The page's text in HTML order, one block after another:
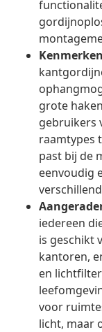
grote
gebruikers
raamtypes
past bij de
eenvoudig
iedereen
is geschikt
kantoren,
en
voor
licht, maar